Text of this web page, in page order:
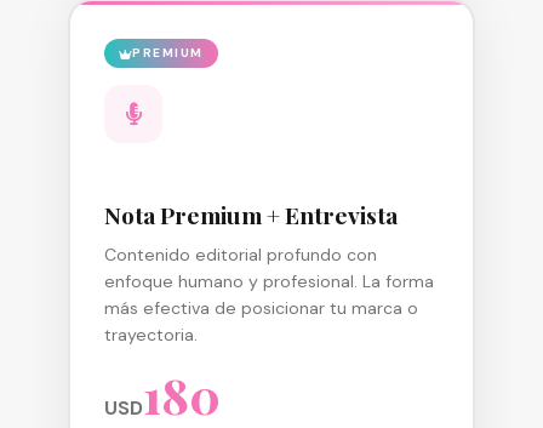
PREMIUM
Nota Premium + Entrevista
Contenido editorial profundo con
enfoque humano y profesional. La forma
más efectiva de posicionar tu marca o
trayectoria.
USD180